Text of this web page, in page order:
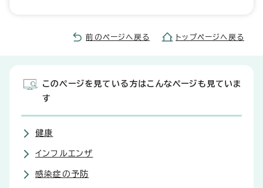
前のページへ戻る トップページへ戻る
このページを見ている方はこんなページも見ていま
す
健康
インフルエンザ
感染症の予防